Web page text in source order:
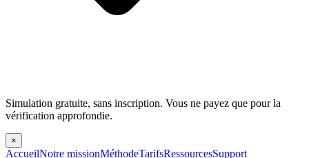
Simulation gratuite, sans inscription. Vous ne payez que pour la
vérification approfondie.
×
AccueilNotre missionMéthodeTarifsRessourcesSupport